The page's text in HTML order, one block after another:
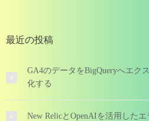
最近の投稿
GA4のデータをBigQueryへエク
化する
New RelicとOpenAIを活用した